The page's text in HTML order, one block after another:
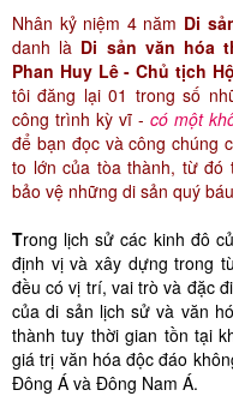
Nhân kỷ niệm 4 năm Di
danh là Di sản văn hóa
Phan Huy Lê - Chủ tịch
tôi đăng lại 01 trong số
công trình kỳ vĩ - có một
để bạn đọc và công chúng
to lớn của tòa thành, từ đó
bảo vệ những di sản quý
Trong lịch sử các kinh đô
định vị và xây dựng trong
đều có vị trí, vai trò và đặc
của di sản lịch sử và văn
thành tuy thời gian tồn tại
giá trị văn hóa độc đáo
Đông Á và Đông Nam Á.